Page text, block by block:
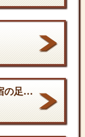
結核は過去の病気ではない：新宿の足元に潜む歪んだ現実